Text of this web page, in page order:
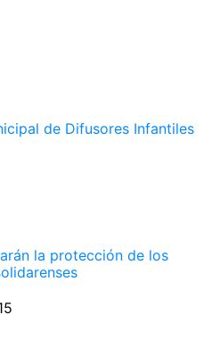
de Difusores Infantiles
la protección de los